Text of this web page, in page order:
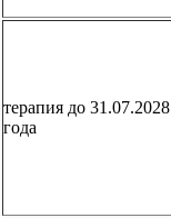
терапия до 31.07.2028
года